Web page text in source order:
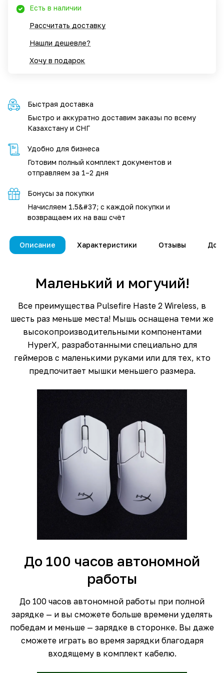
Есть в наличии
Рассчитать доставку
Нашли дешевле?
Хочу в подарок
Быстрая доставка
Быстро и аккуратно доставим заказы по всему
Казахстану и СНГ
Удобно для бизнеса
Готовим полный комплект документов и
отправляем за 1–2 дня
Бонусы за покупки
Начисляем 1.5&#37; с каждой покупки и
возвращаем их на ваш счёт
Описание Характеристики Отзывы
Маленький и могучий!
Все преимущества Pulsefire Haste 2 Wireless, в
шесть раз меньше места! Мышь оснащена теми же
высокопроизводительными компонентами
HyperX, разработанными специально для
геймеров с маленькими руками или для тех, кто
предпочитает мышки меньшего размера.
До 100 часов автономной
работы
До 100 часов автономной работы при полной
зарядке — и вы сможете больше времени уделять
победам и меньше — зарядке в сторонке. Вы даже
сможете играть во время зарядки благодаря
входящему в комплект кабелю.